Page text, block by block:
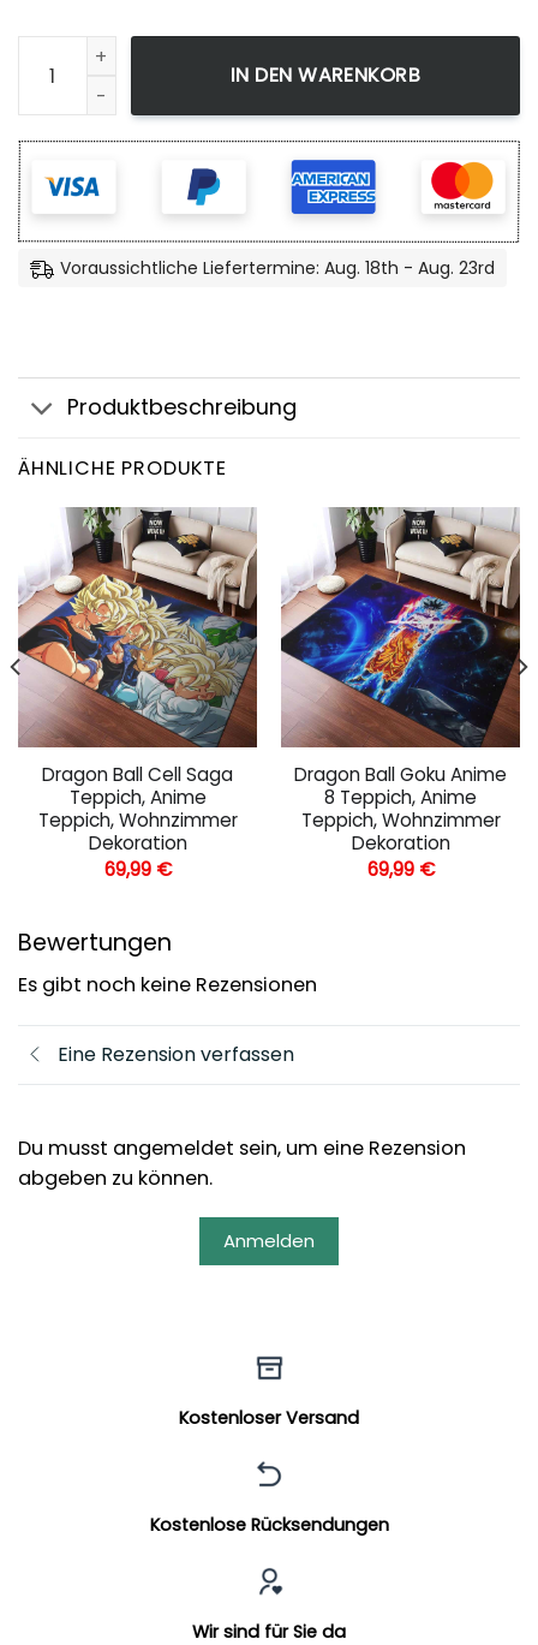
Goku Black Super Teppich, Anime Teppich, Wohnzimmer
IN DEN WARENKORB
Voraussichtliche Liefertermine: Aug. 18th - Aug. 23rd
Produktbeschreibung
ÄHNLICHE PRODUKTE
Dragon Ball Cell Saga
Teppich, Anime
Teppich, Wohnzimmer
Dekoration
69,99 €
Dragon Ball Goku Anime
8 Teppich, Anime
Teppich, Wohnzimmer
Dekoration
69,99 €
Bewertungen
Es gibt noch keine Rezensionen
Eine Rezension verfassen
Du musst angemeldet sein, um eine Rezension
abgeben zu können.
Anmelden
Kostenloser Versand
Kostenlose Rücksendungen
Wir sind für Sie da